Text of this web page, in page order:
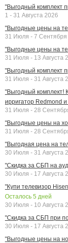
"Выгодный комплект
1 - 31 Августа 2026
"Выгодные цены на
31 Июля - 7 Сентября
"Выгодные цены на
31 Июля - 13 Августа
"Выгодный комплект
31 Июля - 31 Августа
"Выгодный комплект!
ирригатор Redmond и
31 Июля - 28
"Выгодные цены на
31 Июля - 28
"Выгодная цена на
30 Июля - 31 Августа
"Скидка за СБП на
30 Июля - 17 Августа
"Купи телевизор
Осталось 5 дней
30 Июля - 10 Августа
"Скидка за СБП при
30 Июля - 17 Августа
"Выгодные цены на